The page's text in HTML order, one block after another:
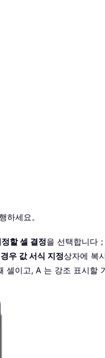
하세요。
할 셀 결정을 선택합니다；
우 값 서식 지정상자에 복
이고, A 는 강조 표시할